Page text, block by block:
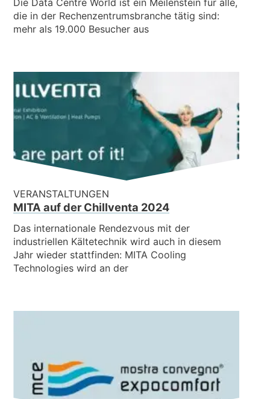
die in der Rechenzentrumsbranche tätig sind:
mehr als 19.000 Besucher aus
VERANSTALTUNGEN
MITA auf der Chillventa 2024
Das internationale Rendezvous mit der
industriellen Kältetechnik wird auch in diesem
Jahr wieder stattfinden: MITA Cooling
Technologies wird an der